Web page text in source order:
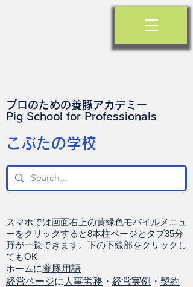
プロのための養豚アカデミー
​Pig School for Professionals
​こぶたの学校
スマホでは画面右上の黄緑色モバイルメニュ
ーをクリックすると8本柱ページとタブ35分
野が一覧できます。下の下線部をクリックし
てもOK
ホームに養豚用語
経営ページに 人事労務 ・ 経営実例 ・ 契約